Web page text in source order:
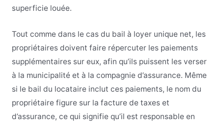
superficie louée.
Tout comme dans le cas du bail à loyer unique net, les
propriétaires doivent faire répercuter les paiements
supplémentaires sur eux, afin qu’ils puissent les verser
à la municipalité et à la compagnie d’assurance. Même
si le bail du locataire inclut ces paiements, le nom du
propriétaire figure sur la facture de taxes et
d’assurance, ce qui signifie qu’il est responsable en